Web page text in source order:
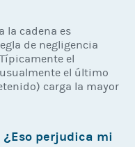
la cadena es
de negligencia
el
el último
carga la mayor
perjudica mi